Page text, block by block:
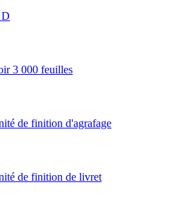
D
3 000 feuilles
de finition d'agrafage
de finition de livret